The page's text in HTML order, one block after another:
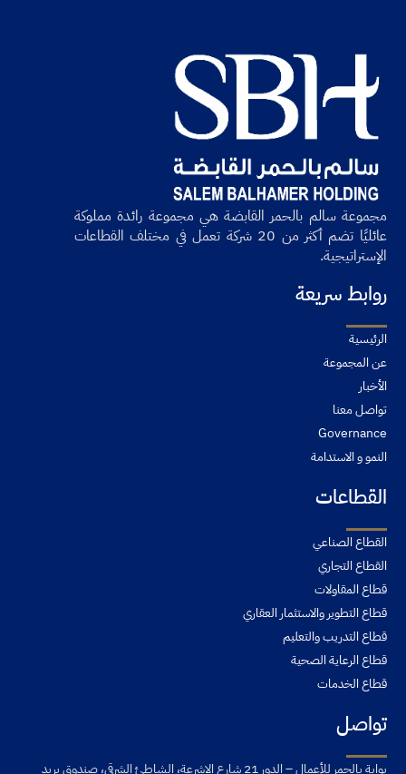
مجموعة سالم بالحمر القابضة هي مجموعة رائدة مملوكة
عائليًا تضم أكثر من 20 شركة تعمل في مختلف القطاعات
الإستراتيجية.
روابط سريعة
الرئيسية
عن المجموعة
الأخبار
تواصل معنا
Governance
النمو و الاستدامة
القطاعات
القطاع الصناعي
القطاع التجاري
قطاع المقاولات
قطاع التطوير والاستثمار العقاري
قطاع التدريب والتعليم
قطاع الرعاية الصحية
قطاع الخدمات
تواصل
بوابة بالحمر للأعمال – الدور 21 شارع الاشرعة، الشاطئ الشرقي، صندوق بريد